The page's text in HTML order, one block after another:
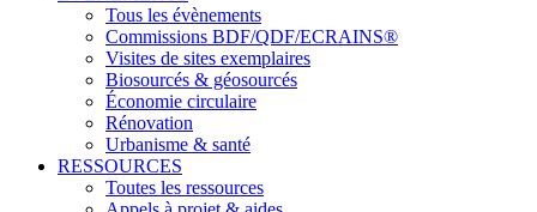
Tous les évènements
Commissions BDF/QDF/ECRAINS®
Visites de sites exemplaires
Biosourcés & géosourcés
Économie circulaire
Rénovation
Urbanisme & santé
RESSOURCES
Toutes les ressources